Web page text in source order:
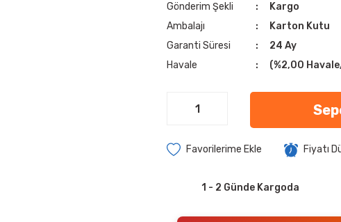
Gönderim Şekli
Kargo
Ambalajı
Karton Kutu
Garanti Süresi
24 Ay
Havale
(%2,00
Fiyatı
1 - 2 Günde Kargoda